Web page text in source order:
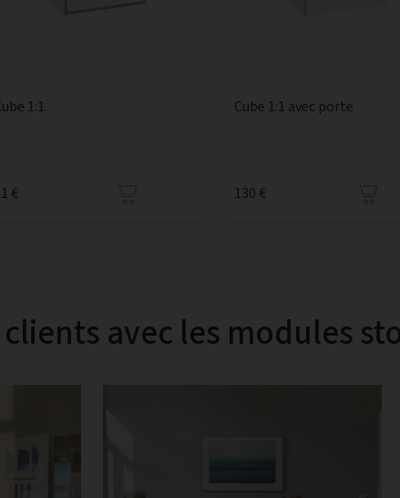
1:1
€
Cube 1:1 avec porte
130 €
avec les modules